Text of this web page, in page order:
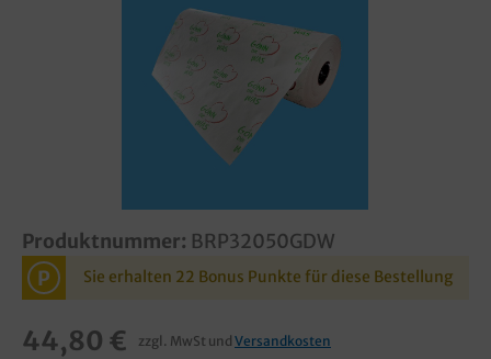
Produktnummer: BRP32050GDW
P Sie erhalten 22 Bonus Punkte für diese Bestellung
44,80 € zzgl. MwSt und Versandkosten